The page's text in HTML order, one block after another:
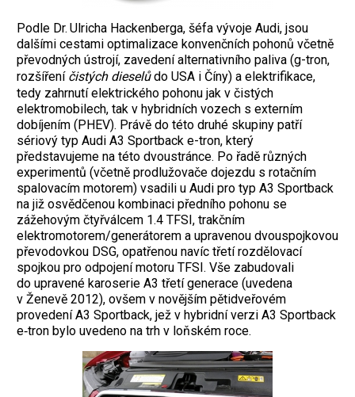
Podle Dr. Ulricha Hackenberga, šéfa vývoje Audi, jsou
dalšími cestami optimalizace konvenčních pohonů včetně
převodných ústrojí, zavedení alternativního paliva (g-tron,
rozšíření čistých dieselůdo USA i Číny) a elektrifikace,
tedy zahrnutí elektrického pohonu jak v čistých
elektromobilech, tak v hybridních vozech s externím
dobíjením (PHEV). Právě do této druhé skupiny patří
sériový typ Audi A3 Sportback e-tron, který
představujeme na této dvoustránce. Po řadě různých
experimentů (včetně prodlužovače dojezdu s rotačním
spalovacím motorem) vsadili u Audi pro typ A3 Sportback
na již osvědčenou kombinaci předního pohonu se
zážehovým čtyřválcem 1.4 TFSI, trakčním
elektromotorem/generátorem a upravenou dvouspojkovou
převodovkou DSG, opatřenou navíc třetí rozdělovací
spojkou pro odpojení motoru TFSI. Vše zabudovali
do upravené karoserie A3 třetí generace (uvedena
v Ženevě 2012), ovšem v novějším pětidveřovém
provedení A3 Sportback, jež v hybridní verzi A3 Sportback
e‑tron bylo uvedeno na trh v loňském roce.